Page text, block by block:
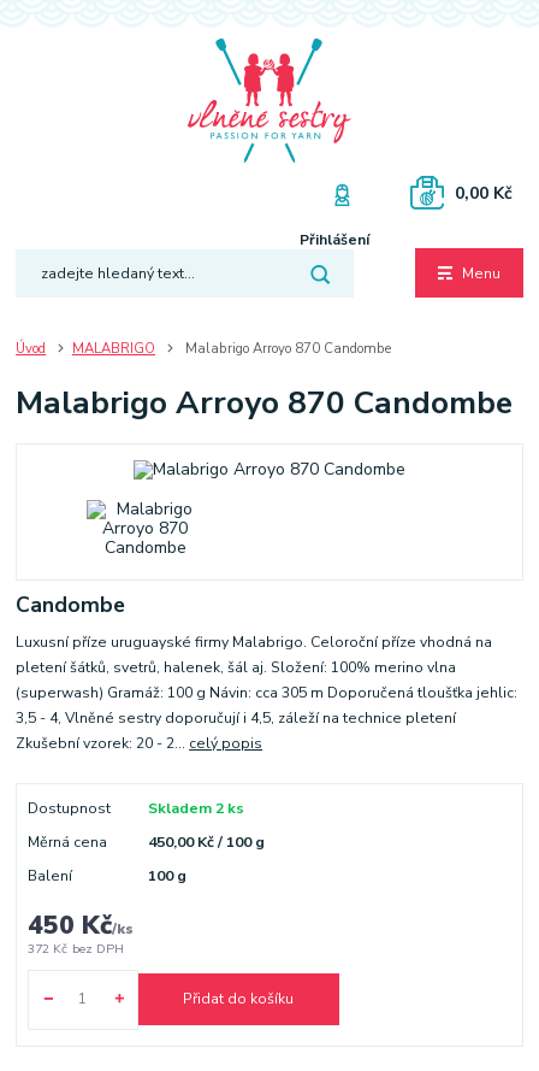
Menu
Přihlášení
0,00 Kč
Úvod MALABRIGO Malabrigo Arroyo 870 Candombe
Malabrigo Arroyo 870 Candombe
Candombe
Luxusní příze uruguayské firmy Malabrigo. Celoroční příze vhodná na
pletení šátků, svetrů, halenek, šál aj. Složení: 100% merino vlna
(superwash) Gramáž: 100 g Návin: cca 305 m Doporučená tloušťka jehlic:
3,5 - 4, Vlněné sestry doporučují i 4,5, záleží na technice pletení
Zkušební vzorek: 20 - 2... celý popis
Dostupnost
Skladem 2 ks
Měrná cena
450,00 Kč / 100 g
Balení
100 g
450 Kč/ks
372 Kč bez DPH
Přidat do košíku